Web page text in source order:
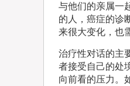
与他们的亲属一
的人，癌症的诊
来很大变化，也
治疗性对话的主
者接受自己的处
向前看的压力。